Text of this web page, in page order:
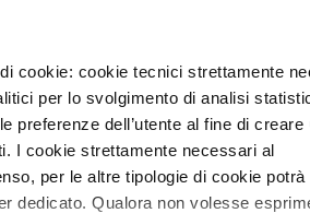
cookie: cookie tecnici strettamente
per lo svolgimento di analisi
preferenze dell’utente al fine di creare
I cookie strettamente necessari al
per le altre tipologie di cookie potrà
dedicato. Qualora non volesse
- Sezione di Malattie dell’Apparato
degli Studi di Milano
Cardiologico Monzino
Parea, 4 - 20138 Milano
02580021 Fax. 02504667
P.IVA 13055640158
fatturazione elettronica A4707H7